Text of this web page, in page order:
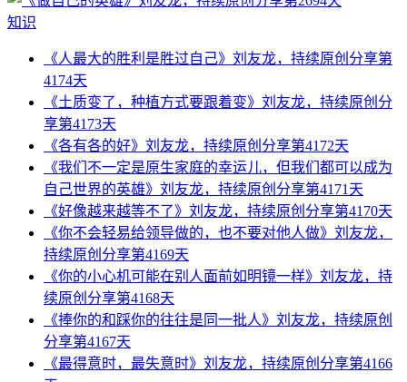
知识
《人最大的胜利是胜过自己》刘友龙，持续原创分享第
4174天
《土质变了，种植方式要跟着变》刘友龙，持续原创分
享第4173天
《各有各的好》刘友龙，持续原创分享第4172天
《我们不一定是原生家庭的幸运儿，但我们都可以成为
自己世界的英雄》刘友龙，持续原创分享第4171天
《好像越来越等不了》刘友龙，持续原创分享第4170天
《你不会轻易给领导做的，也不要对他人做》刘友龙，
持续原创分享第4169天
《你的小心机可能在别人面前如明镜一样》刘友龙，持
续原创分享第4168天
《捧你的和踩你的往往是同一批人》刘友龙，持续原创
分享第4167天
《最得意时，最失意时》刘友龙，持续原创分享第4166